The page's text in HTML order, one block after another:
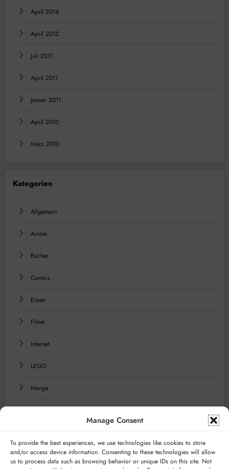
Manage Consent
To provide the best experiences, we use technologies like cookies to store
and/or access device information. Consenting to these technologies will allow
us to process data such as browsing behavior or unique IDs on this site. Not
April 2014
April 2012
Juli 2011
April 2011
Januar 2011
April 2010
März 2010
Kategorien
Allgemein
Anime
Bücher
Comics
Essen
Filme
Internet
LEGO
Manga
Serien